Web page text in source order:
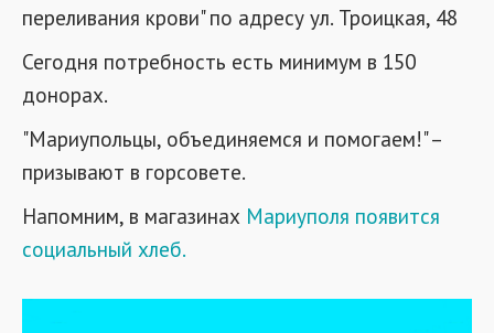
переливания крови" по адресу ул. Троицкая, 48
Сегодня потребность есть минимум в 150
донорах.
"Мариупольцы, объединяемся и помогаем!" –
призывают в горсовете.
Напомним, в магазинах Мариуполя появится
социальный хлеб.